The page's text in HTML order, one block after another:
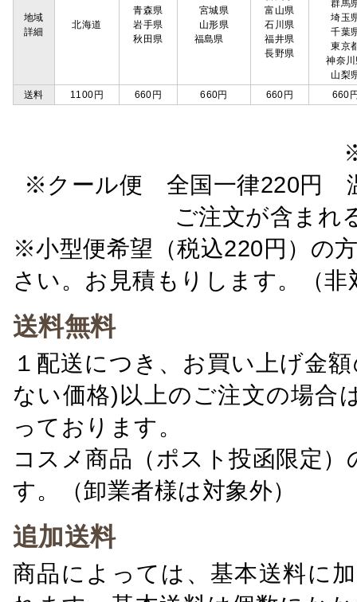
地域
詳細
北海道
青森県
岩手県
秋田県
宮城県
山形県
福島県
富山県
石川県
福井県
長野県
群馬
埼玉
千葉
東京
神奈
山梨
送料
1100円 660円 660円 660円 660
※クール便 全国一律220円
ご注文が含ま
※小型便希望（税込220円）の
さい。お見積もりします。（非
送料無料
１配送につき、お買い上げ金
ない価格)以上のご注文の場合
っております。
コスメ商品（ポスト投函限定
す。（卸業者様は対象外）
追加送料
商品によっては、基本送料に